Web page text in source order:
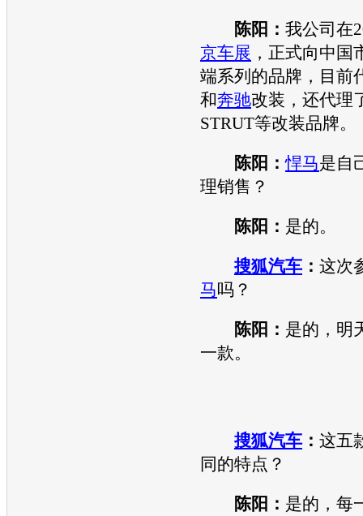
陈阳： 我公司在
京车展 ，正式向中国
端系列的品牌，目前
和奔驰改装，还代理
STRUT等改装品牌。
陈阳：悍马是自
理销售？
陈阳： 是的。
搜狐汽车 ： 这次
马吗？
陈阳： 是的，明
一款。
搜狐汽车 ： 这五
同的特点？
陈阳： 是的，每